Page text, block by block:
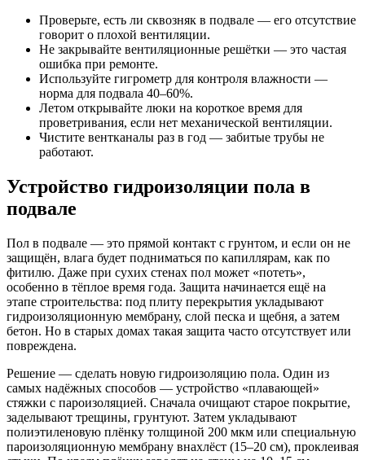
Проверьте, есть ли сквозняк в подвале — его отсутствие
говорит о плохой вентиляции.
Не закрывайте вентиляционные решётки — это частая
ошибка при ремонте.
Используйте гигрометр для контроля влажности —
норма для подвала 40–60%.
Летом открывайте люки на короткое время для
проветривания, если нет механической вентиляции.
Чистите вентканалы раз в год — забитые трубы не
работают.
Устройство гидроизоляции пола в
подвале
Пол в подвале — это прямой контакт с грунтом, и если он не
защищён, влага будет подниматься по капиллярам, как по
фитилю. Даже при сухих стенах пол может «потеть»,
особенно в тёплое время года. Защита начинается ещё на
этапе строительства: под плиту перекрытия укладывают
гидроизоляционную мембрану, слой песка и щебня, а затем
бетон. Но в старых домах такая защита часто отсутствует или
повреждена.
Решение — сделать новую гидроизоляцию пола. Один из
самых надёжных способов — устройство «плавающей»
стяжки с пароизоляцией. Сначала очищают старое покрытие,
заделывают трещины, грунтуют. Затем укладывают
полиэтиленовую плёнку толщиной 200 мкм или специальную
пароизоляционную мембрану внахлёст (15–20 см), проклеивая